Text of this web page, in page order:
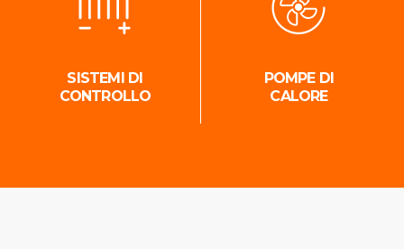
SISTEMI DI
CONTROLLO
POMPE DI
CALORE